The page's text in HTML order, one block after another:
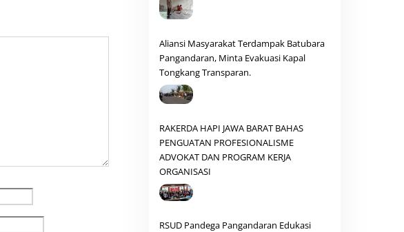
Aliansi Masyarakat Terdampak Batubara
Pangandaran, Minta Evakuasi Kapal
Tongkang Transparan.
RAKERDA HAPI JAWA BARAT BAHAS
PENGUATAN PROFESIONALISME
ADVOKAT DAN PROGRAM KERJA
ORGANISASI
RSUD Pandega Pangandaran Edukasi